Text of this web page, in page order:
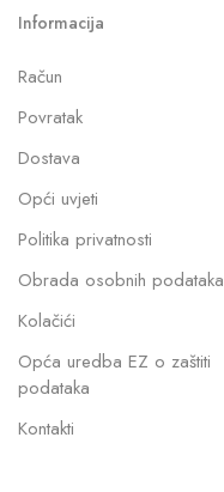
Informacija
Račun
Povratak
Dostava
Opći uvjeti
Politika privatnosti
Obrada osobnih podataka
Kolačići
Opća uredba EZ o zaštiti
podataka
Kontakti